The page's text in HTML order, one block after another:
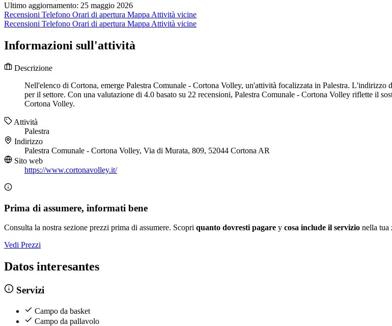
Ultimo aggiornamento: 25 maggio 2026
Recensioni Telefono Orari di apertura Mappa Attività vicine
Recensioni Telefono Orari di apertura Mappa Attività vicine
Informazioni sull'attività
Descrizione
Nell'elenco di Cortona, emerge Palestra Comunale - Cortona Volley, un'attività focalizzata in Palestra.
per il settore. Con una valutazione di 4.0 basato su 22 recensioni, Palestra Comunale - Cortona Volley riflette il
Cortona Volley.
Attività
Palestra
Indirizzo
Palestra Comunale - Cortona Volley, Via di Murata, 809, 52044 Cortona AR
Sito web
https://www.cortonavolley.it/
Prima di assumere, informati bene
Consulta la nostra sezione prezzi prima di assumere. Scopri quanto dovresti pagare y cosa include il servizio nella tua
Vedi Prezzi
Datos interesantes
Servizi
Campo da basket
Campo da pallavolo